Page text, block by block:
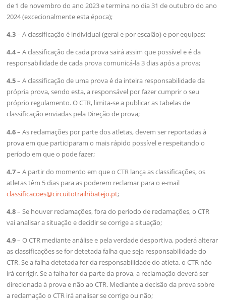
de 1 de novembro do ano 2023 e termina no dia 31 de outubro do ano
2024 (excecionalmente esta época);
4.3– A classificação é individual (geral e por escalão) e por equipas;
4.4– A classificação de cada prova sairá assim que possível e é da
responsabilidade de cada prova comunicá-la 3 dias após a prova;
4.5– A classificação de uma prova é da inteira responsabilidade da
própria prova, sendo esta, a responsável por fazer cumprir o seu
próprio regulamento. O CTR, limita-se a publicar as tabelas de
classificação enviadas pela Direção de prova;
4.6– As reclamações por parte dos atletas, devem ser reportadas à
prova em que participaram o mais rápido possível e respeitando o
período em que o pode fazer;
4.7– A partir do momento em que o CTR lança as classificações, os
atletas têm 5 dias para as poderem reclamar para o e-mail
classificacoes@circuitotrailribatejo.pt;
4.8– Se houver reclamações, fora do período de reclamações, o CTR
vai analisar a situação e decidir se corrige a situação;
4.9– O CTR mediante análise e pela verdade desportiva, poderá alterar
as classificações se for detetada falha que seja responsabilidade do
CTR. Se a falha detetada for da responsabilidade do atleta, o CTR não
irá corrigir. Se a falha for da parte da prova, a reclamação deverá ser
direcionada à prova e não ao CTR. Mediante a decisão da prova sobre
a reclamação o CTR irá analisar se corrige ou não;